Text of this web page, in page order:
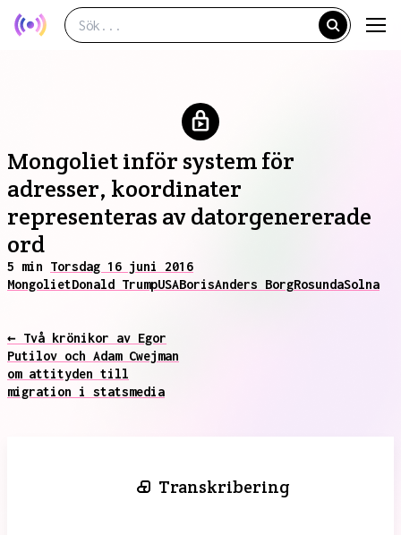
Mongoliet inför system för
adresser, koordinater
representeras av datorgenererade
ord
5 min Torsdag 16 juni 2016
MongolietDonald TrumpUSABorisAnders BorgRosundaSolna
← Två krönikor av Egor
Putilov och Adam Cwejman
om attityden till
migration i statsmedia
Transkribering